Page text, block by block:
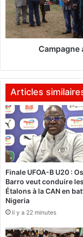
s
a
d
v
a
e
s
s
u
r
l
e
m
ê
m
e
i
g
n
e
a
i
c
l
e
:
L
e
s
a
m
b
i
t
i
Campagne
Articles
Finale UFOA-B U20 :
Barro veut conduire les
Étalons à la CAN en
Nigeria
il y a 22 minutes